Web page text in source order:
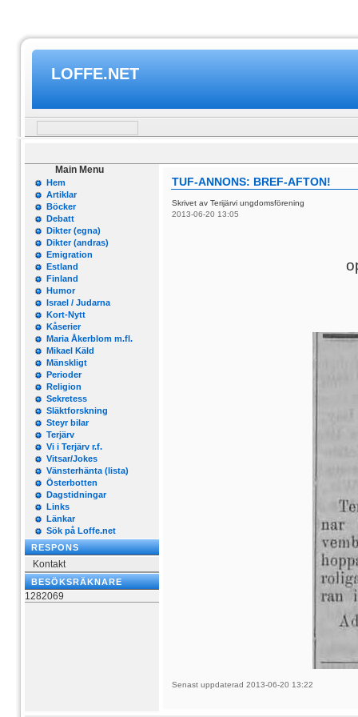
LOFFE.NET
Main Menu
Hem
Artiklar
Böcker
Debatt
Dikter (egna)
Dikter (andras)
Emigration
Estland
Finland
Humor
Israel / Judarna
Kort-Nytt
Kåserier
Maria Åkerblom m.fl.
Mikael Käld
Mänskligt
Perioder
Religion
Sekretess
Släktforskning
Steyr bilar
Terjärv
Vi i Terjärv r.f.
Vitsar/Jokes
Vänsterhänta (lista)
Österbotten
Dagstidningar
Links
Länkar
Sök på Loffe.net
RESPONS
Kontakt
BESÖKSRÄKNARE
1282069
TUF-ANNONS: BREF-AFTON!
Skrivet av Terijärvi ungdomsförening
2013-06-20 13:05
Senast uppdaterad 2013-06-20 13:22